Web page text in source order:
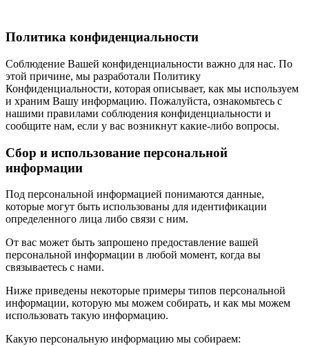
Политика конфиденциальности
Соблюдение Вашей конфиденциальности важно для нас. По
этой причине, мы разработали Политику
Конфиденциальности, которая описывает, как мы используем
и храним Вашу информацию. Пожалуйста, ознакомьтесь с
нашими правилами соблюдения конфиденциальности и
сообщите нам, если у вас возникнут какие-либо вопросы.
Сбор и использование персональной
информации
Под персональной информацией понимаются данные,
которые могут быть использованы для идентификации
определенного лица либо связи с ним.
От вас может быть запрошено предоставление вашей
персональной информации в любой момент, когда вы
связываетесь с нами.
Ниже приведены некоторые примеры типов персональной
информации, которую мы можем собирать, и как мы можем
использовать такую информацию.
Какую персональную информацию мы собираем: